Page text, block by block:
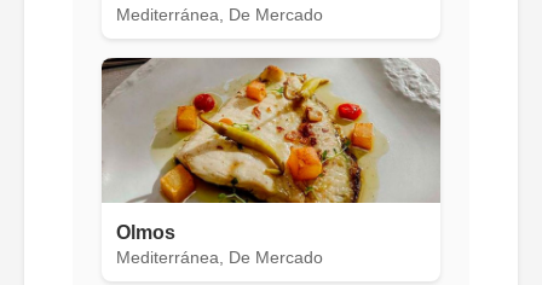
Mediterránea, De Mercado
Olmos
Mediterránea, De Mercado